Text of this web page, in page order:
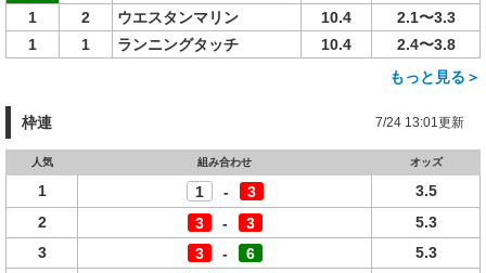
1
2 ウエスタンマリン 10.4
2.1〜3.3
1
1 ランニングタッチ 10.4
2.4〜3.8
もっと見る＞
枠連 7/24 13:01更新
人気 組み合わせ オッズ
1 1 - 3
3.5
2
3 - 3
5.3
3
3 - 6
5.3